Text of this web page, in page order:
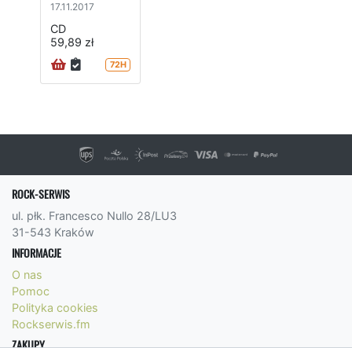
17.11.2017
CD
59,89 zł
72H
ROCK-SERWIS
ul. płk. Francesco Nullo 28/LU3
31-543 Kraków
INFORMACJE
O nas
Pomoc
Polityka cookies
Rockserwis.fm
ZAKUPY